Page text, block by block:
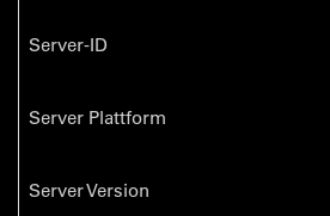
Server-ID
Server Plattform
Server Version